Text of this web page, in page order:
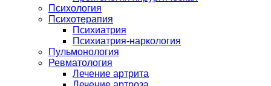
Психология
Психотерапия
Психиатрия
Психиатрия-наркология
Пульмонология
Ревматология
Лечение артрита